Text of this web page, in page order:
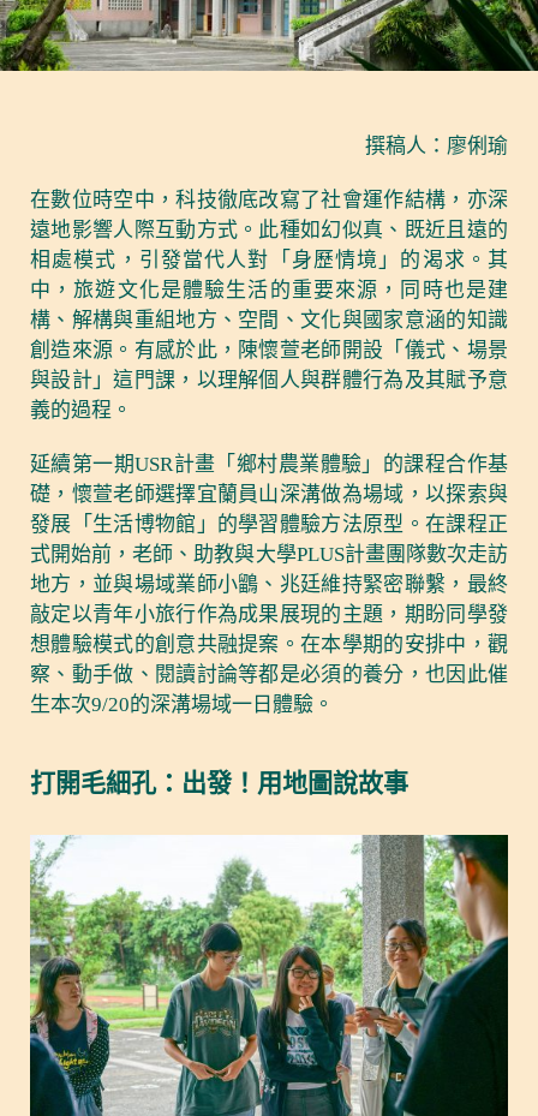
撰稿人：廖俐瑜
在數位時空中，科技徹底改寫了社會運作結構，亦深
遠地影響人際互動方式。此種如幻似真、既近且遠的
相處模式，引發當代人對「身歷情境」的渴求。其
中，旅遊文化是體驗生活的重要來源，同時也是建
構、解構與重組地方、空間、文化與國家意涵的知識
創造來源。有感於此，陳懷萱老師開設「儀式、場景
與設計」這門課，以理解個人與群體行為及其賦予意
義的過程。
延續第一期USR計畫「鄉村農業體驗」的課程合作基
礎，懷萱老師選擇宜蘭員山深溝做為場域，以探索與
發展「生活博物館」的學習體驗方法原型。在課程正
式開始前，老師、助教與大學PLUS計畫團隊數次走訪
地方，並與場域業師小鶹、兆廷維持緊密聯繫，最終
敲定以青年小旅行作為成果展現的主題，期盼同學發
想體驗模式的創意共融提案。在本學期的安排中，觀
察、動手做、閱讀討論等都是必須的養分，也因此催
生本次9/20的深溝場域一日體驗。
打開毛細孔：出發！用地圖說故事